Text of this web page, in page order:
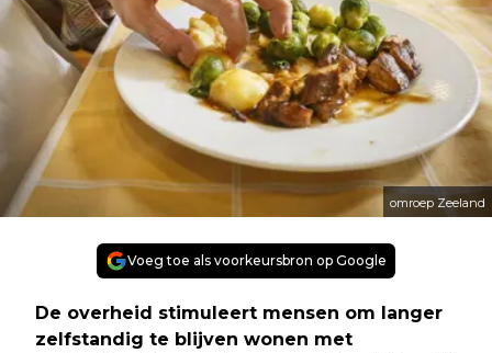
omroep Zeeland
Voeg toe als voorkeursbron op Google
De overheid stimuleert mensen om langer
zelfstandig te blijven wonen met